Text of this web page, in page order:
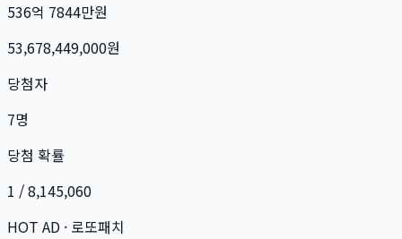
536억 7844만원
53,678,449,000원
당첨자
7명
당첨 확률
1 / 8,145,060
HOT AD · 로또패치